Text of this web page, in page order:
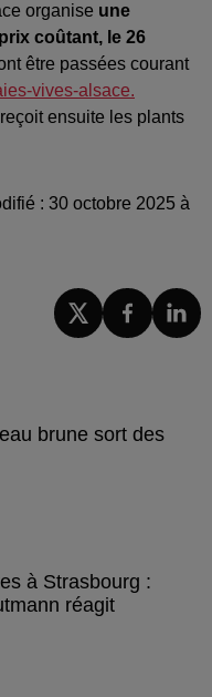
organise une
coûtant, le 26
être passées courant
vives-alsace.
ensuite les plants
: 30 octobre 2025 à
brune sort des
à Strasbourg :
réagit